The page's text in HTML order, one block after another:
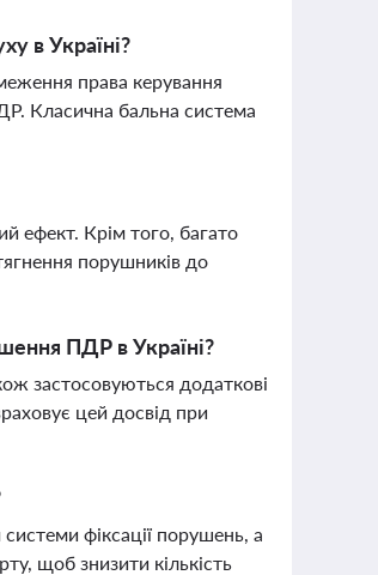
в Україні?
права керування
Класична бальна система
ефект. Крім того, багато
порушників до
ПДР в Україні?
застосовуються додаткові
цей досвід при
фіксації порушень, а
щоб знизити кількість